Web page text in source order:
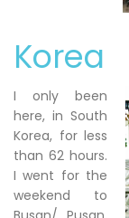
Korea
I only been
here, in South
Korea, for less
than 62 hours.
I went for the
weekend to